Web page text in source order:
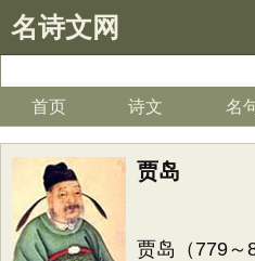
名诗文网
首页 诗文 名
贾岛
贾岛（779～